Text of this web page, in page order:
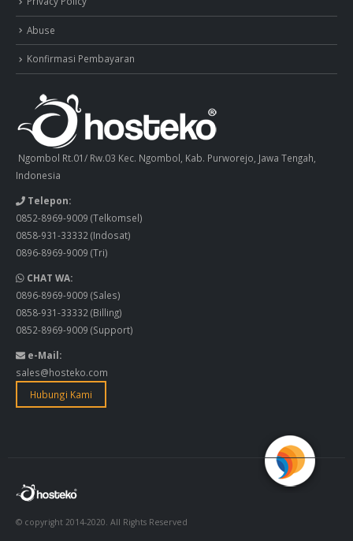
Abuse
Konfirmasi Pembayaran
Ngombol Rt.01/ Rw.03 Kec. Ngombol, Kab. Purworejo, Jawa Tengah,
Indonesia
Telepon:
0852-8969-9009 (Telkomsel)
0858-931-33332 (Indosat)
0896-8969-9009 (Tri)
CHAT WA:
0896-8969-9009 (Sales)
0858-931-33332 (Billing)
0852-8969-9009 (Support)
e-Mail:
sales@hosteko.com
Hubungi Kami
© copyright 2014-2020. All Rights Reserved